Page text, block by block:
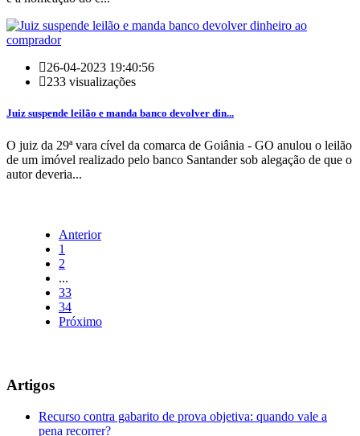
26-04-2023 19:40:56
233 visualizações
Juiz suspende leilão e manda banco devolver din...
O juiz da 29ª vara cível da comarca de Goiânia - GO anulou o leilão
de um imóvel realizado pelo banco Santander sob alegação de que o
autor deveria...
Anterior
1
2
...
33
34
Próximo
Artigos
Recurso contra gabarito de prova objetiva: quando vale a
pena recorrer?